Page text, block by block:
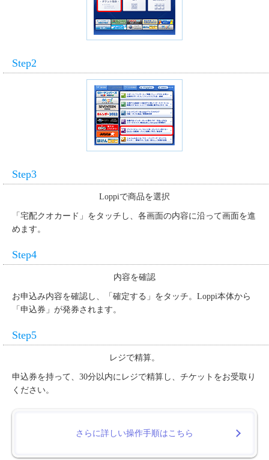
Step2
Step3
Loppiで商品を選択
「宅配クオカード」をタッチし、各画面の内容に沿って画面を進
めます。
Step4
内容を確認
お申込み内容を確認し、「確定する」をタッチ。Loppi本体から
「申込券」が発券されます。
Step5
レジで精算。
申込券を持って、30分以内にレジで精算し、チケットをお受取り
ください。
さらに詳しい操作手順はこちら